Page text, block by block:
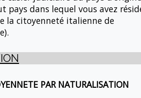
pays dans lequel vous avez
la citoyenneté italienne de
PAR NATURALISATION